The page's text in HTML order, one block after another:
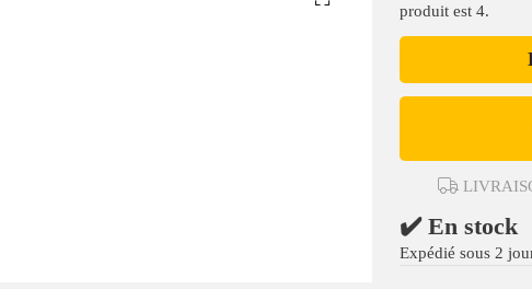
produit est 4.
✔️ En stock
Expédié sous 2